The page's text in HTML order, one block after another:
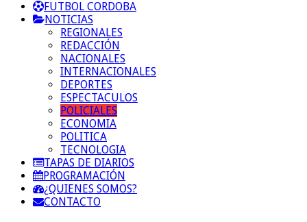
FUTBOL CORDOBA
NOTICIAS
REGIONALES
REDACCIÓN
NACIONALES
INTERNACIONALES
DEPORTES
ESPECTACULOS
POLICIALES
ECONOMIA
POLITICA
TECNOLOGIA
TAPAS DE DIARIOS
PROGRAMACIÓN
¿QUIENES SOMOS?
CONTACTO